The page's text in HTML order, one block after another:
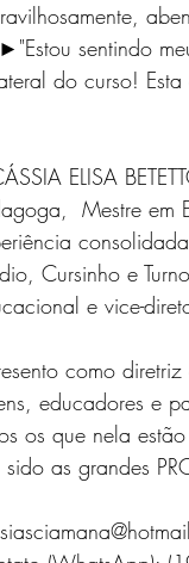
do curso! Esta
ELISA
Mestre em
Cursinho e
e vice-
como
educadores e
os que nela
sido as grandes